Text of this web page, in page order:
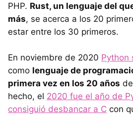
PHP. Rust, un lenguaje del
más, se acerca a los 20
estar entre los 30 primeros.
En noviembre de 2020 Python
como lenguaje de
primera vez en los 20 años
hecho, el 2020 fue el año de
consiguió desbancar a C con